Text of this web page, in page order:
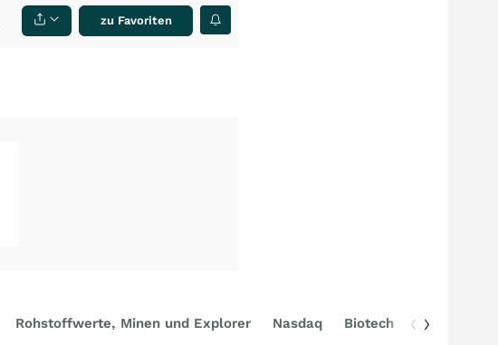
zu Favoriten
Rohstoffwerte, Minen und Explorer Nasdaq Biotech DAX